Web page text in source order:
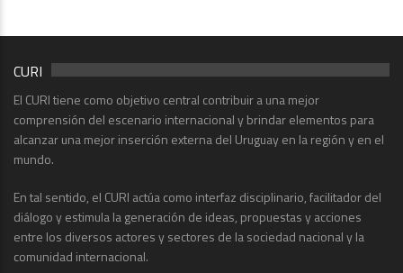
CURI
El CURI tiene como objetivo central contribuir a una mejor
comprensión del escenario internacional y brindar elementos para
alcanzar una mejor inserción externa del Uruguay en la región y en el
mundo.
En tal sentido, el CURI actúa como interfaz disciplinario, facilitador del
diálogo y estimula la generación de ideas, propuestas y acciones
entre los diversos actores y sectores de la sociedad nacional y la
comunidad internacional.